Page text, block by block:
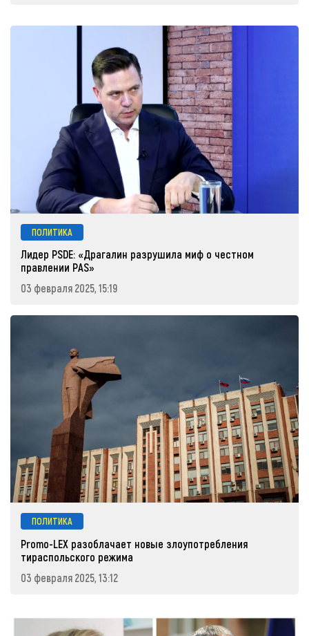
ПОЛИТИКА
Лидер PSDE: «Драгалин разрушила миф о честном
правлении PAS»
03 февраля 2025, 15:19
ПОЛИТИКА
Promo-LEX разоблачает новые злоупотребления
тираспольского режима
03 февраля 2025, 13:12